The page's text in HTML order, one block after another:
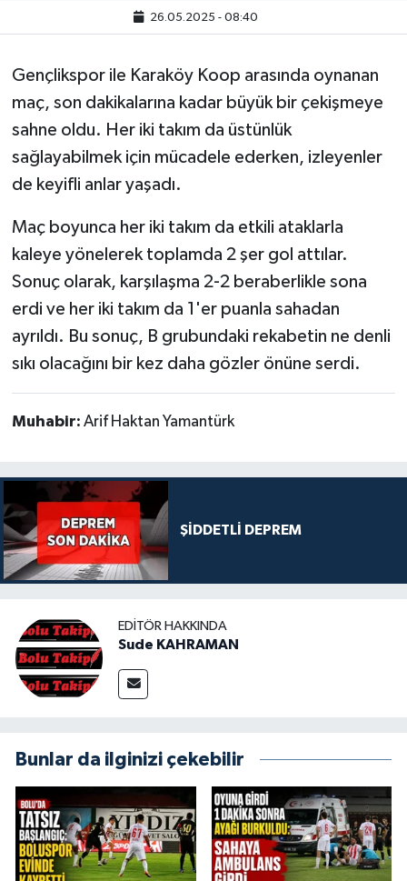
26.05.2025 - 08:40
Gençlikspor ile Karaköy Koop arasında oynanan
maç, son dakikalarına kadar büyük bir çekişmeye
sahne oldu. Her iki takım da üstünlük
sağlayabilmek için mücadele ederken, izleyenler
de keyifli anlar yaşadı.
Maç boyunca her iki takım da etkili ataklarla
kaleye yönelerek toplamda 2 şer gol attılar.
Sonuç olarak, karşılaşma 2-2 beraberlikle sona
erdi ve her iki takım da 1'er puanla sahadan
ayrıldı. Bu sonuç, B grubundaki rekabetin ne denli
sıkı olacağını bir kez daha gözler önüne serdi.
Muhabir: Arif Haktan Yamantürk
ŞİDDETLİ DEPREM
EDITÖR HAKKINDA
Sude KAHRAMAN
Bunlar da ilginizi çekebilir